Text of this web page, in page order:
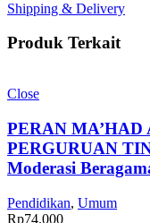
Shipping & Delivery
Produk Terkait
Close
PERAN
PERGURUAN
Moderasi
Pendidikan, Umum
Rp74.000